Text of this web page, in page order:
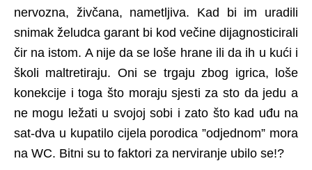
nervozna, živčana, nametljiva. Kad bi im uradili
snimak želudca garant bi kod večine dijagnosticirali
čir na istom. A nije da se loše hrane ili da ih u kući i
školi maltretiraju. Oni se trgaju zbog igrica, loše
konekcije i toga što moraju sjesti za sto da jedu a
ne mogu ležati u svojoj sobi i zato što kad uđu na
sat-dva u kupatilo cijela porodica ”odjednom” mora
na WC. Bitni su to faktori za nerviranje ubilo se!?